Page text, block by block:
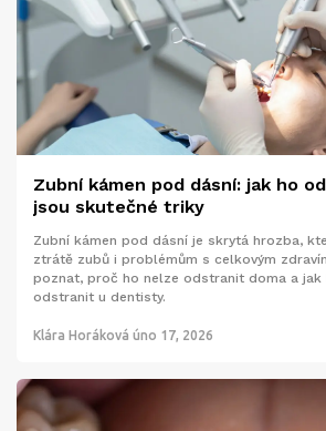
Zubní kámen pod dásní: jak ho
jsou skutečné triky
Zubní kámen pod dásní je skrytá hrozba,
ztrátě zubů i problémům s celkovým
poznat, proč ho nelze odstranit doma a jak
odstranit u dentisty.
Klára Horáková úno 17, 2026